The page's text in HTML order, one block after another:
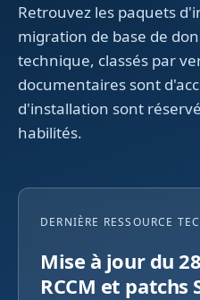
Retrouvez les paquets
migration de base de
technique, classés par
documentaires sont
d'installation sont
habilités.
DERNIÈRE RESSOURCE
Mise à jour du
RCCM et patchs